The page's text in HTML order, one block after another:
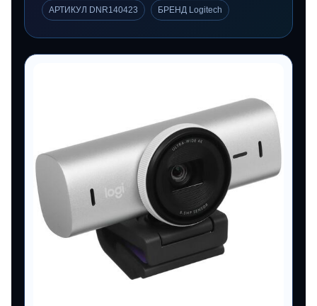
АРТИКУЛ DNR140423 БРЕНД Logitech